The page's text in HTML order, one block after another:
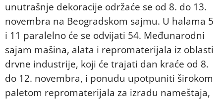
unutrašnje dekoracije održaće se od 8. do 13.
novembra na Beogradskom sajmu. U halama 5
i 11 paralelno će se odvijati 54. Međunarodni
sajam mašina, alata i repromaterijala iz oblasti
drvne industrije, koji će trajati dan kraće od 8.
do 12. novembra, i ponudu upotpuniti širokom
paletom repromaterijala za izradu nameštaja,